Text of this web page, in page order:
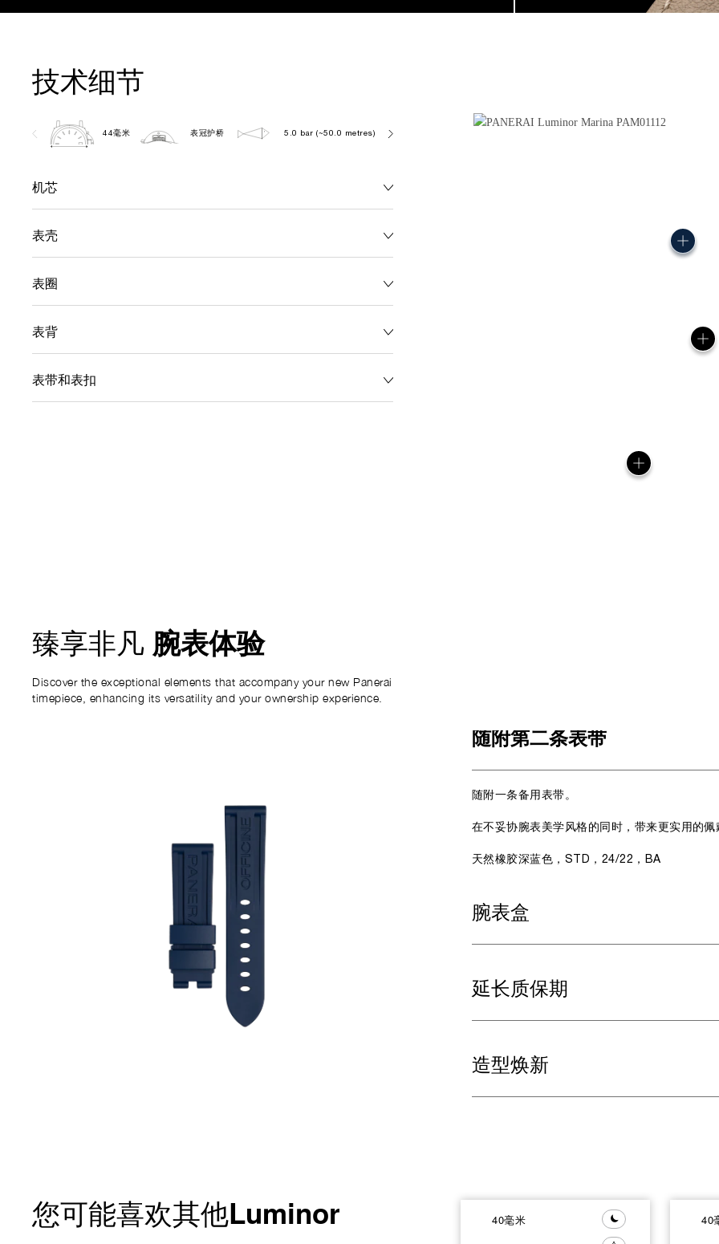
技术细节
44毫米 表冠护桥 5.0 bar (~50.0 metres)
机芯
表壳
表圈
表背
表带和表扣
臻享非凡 腕表体验
Discover the exceptional elements that accompany your new Panerai
timepiece, enhancing its versatility and your ownership experience.
随附第二条表带
随附一条备用表带。
在不妥协腕表美学风格的同时，带来更实用的佩
天然橡胶深蓝色，STD，24/22，BA
腕表盒
延长质保期
造型焕新
您可能喜欢其他Luminor 40毫米 40